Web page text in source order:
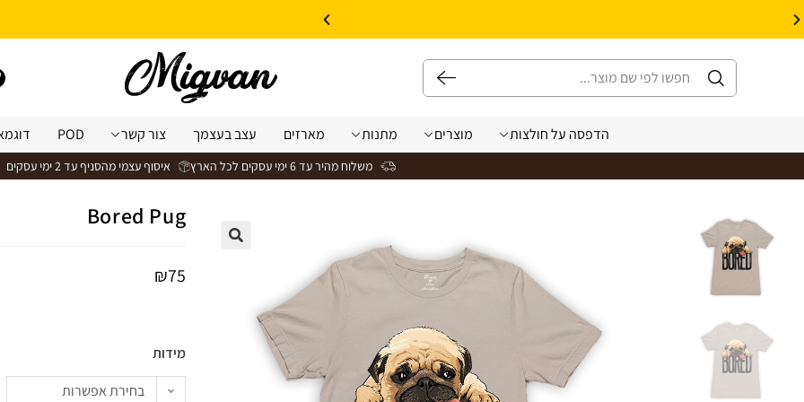
הדפסה על חולצות מוצרים מתנות מארזים עצב בעצמך צור קשר POD
משלוח מהיר עד 6 ימי עסקים לכל הארץ איסוף עצמי מהסניף עד 2 ימי עסקים
Bored Pug
₪75
מידות
בחירת אפשרות